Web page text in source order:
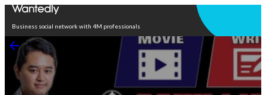
Business social network with 4M professionals